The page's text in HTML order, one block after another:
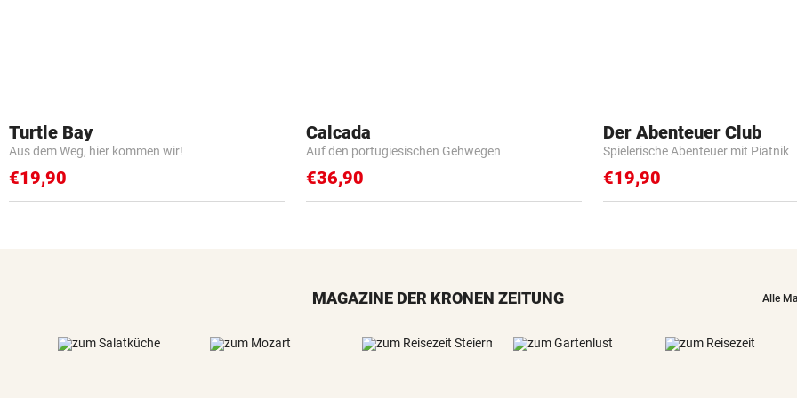
Turtle Bay
Aus dem Weg, hier kommen wir!
€19,90
Calcada
Auf den portugiesischen Gehwegen
€36,90
Der Abenteuer Club
Spielerische Abenteuer mit Piatnik
€19,90
MAGAZINE DER KRONEN ZEITUNG Alle